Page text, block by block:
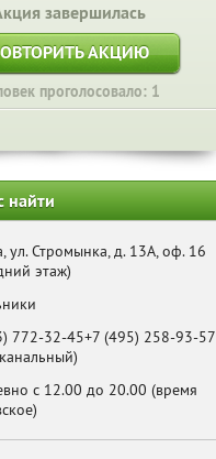
завершилась
АКЦИЮ
проголосовало: 1
найти
ул. Стромынка, д. 13А, оф. 16
этаж)
772-32-45+7 (495) 258-93-57
с 12.00 до 20.00 (время